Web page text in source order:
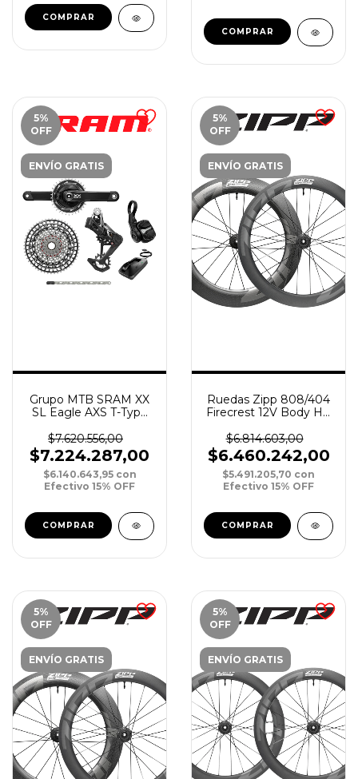
5%
OFF
ENVÍO GRATIS
Grupo MTB SRAM XX
SL Eagle AXS T-Type
DUB 34T
$7.620.556,00
$7.224.287,00
$6.140.643,95 con
Efectivo 15% OFF
5%
OFF
ENVÍO GRATIS
Ruedas Zipp 808/404
Firecrest 12V Body HG
$6.814.603,00
$6.460.242,00
$5.491.205,70 con
Efectivo 15% OFF
5%
OFF
ENVÍO GRATIS
5%
OFF
ENVÍO GRATIS